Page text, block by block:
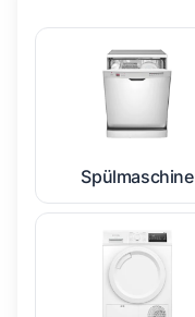
Spülmaschine